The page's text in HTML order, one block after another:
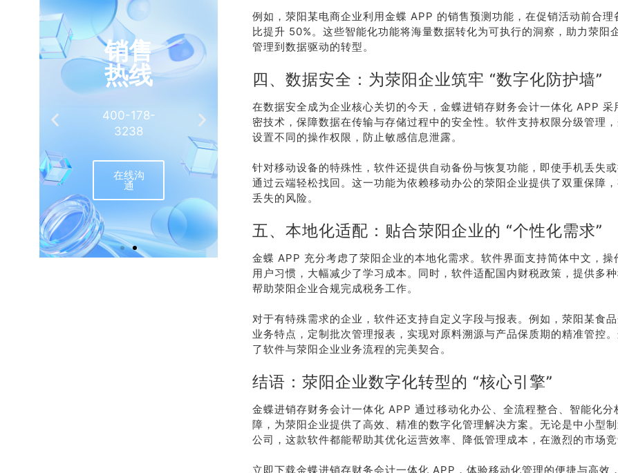
销售
热线
400-178-
3238
在线沟
通
推荐
有礼
介绍客户豪礼
相送
联系我
们
热线
400-178-
3238
在线沟
通
例如，荥阳某电商企业利用金蝶 APP 的销售预测功能，在促销活动前合理
比提升 50%。这些智能化功能将海量数据转化为可执行的洞察，助力荥阳
管理到数据驱动的转型。
四、数据安全：为荥阳企业筑牢 “数字化防护墙”
在数据安全成为企业核心关切的今天，金蝶进销存财务会计一体化 APP 采
密技术，保障数据在传输与存储过程中的安全性。软件支持权限分级管理
设置不同的操作权限，防止敏感信息泄露。
针对移动设备的特殊性，软件还提供自动备份与恢复功能，即使手机丢失
通过云端轻松找回。这一功能为依赖移动办公的荥阳企业提供了双重保障
丢失的风险。
五、本地化适配：贴合荥阳企业的 “个性化需求”
金蝶 APP 充分考虑了荥阳企业的本地化需求。软件界面支持简体中文，操
用户习惯，大幅减少了学习成本。同时，软件适配国内财税政策，提供多种
帮助荥阳企业合规完成税务工作。
对于有特殊需求的企业，软件还支持自定义字段与报表。例如，荥阳某食
业务特点，定制批次管理报表，实现对原料溯源与产品保质期的精准管控
了软件与荥阳企业业务流程的完美契合。
结语：荥阳企业数字化转型的 “核心引擎”
金蝶进销存财务会计一体化 APP 通过移动化办公、全流程整合、智能化分
障，为荥阳企业提供了高效、精准的数字化管理解决方案。无论是中小型
公司，这款软件都能帮助其优化运营效率、降低管理成本，在激烈的市场竞
立即下载金蝶进销存财务会计一体化 APP，体验移动化管理的便捷与高效